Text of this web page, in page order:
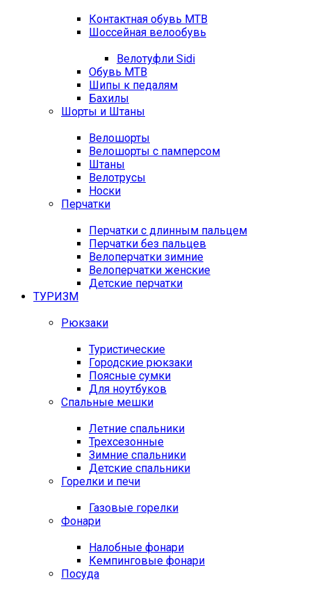
Контактная обувь MTB
Шоссейная велообувь
Велотуфли Sidi
Обувь MTB
Шипы к педалям
Бахилы
Шорты и Штаны
Велошорты
Велошорты с памперсом
Штаны
Велотрусы
Носки
Перчатки
Перчатки с длинным пальцем
Перчатки без пальцев
Велоперчатки зимние
Велоперчатки женские
Детские перчатки
ТУРИЗМ
Рюкзаки
Туристические
Городские рюкзаки
Поясные сумки
Для ноутбуков
Спальные мешки
Летние спальники
Трехсезонные
Зимние спальники
Детские спальники
Горелки и печи
Газовые горелки
Фонари
Налобные фонари
Кемпинговые фонари
Посуда